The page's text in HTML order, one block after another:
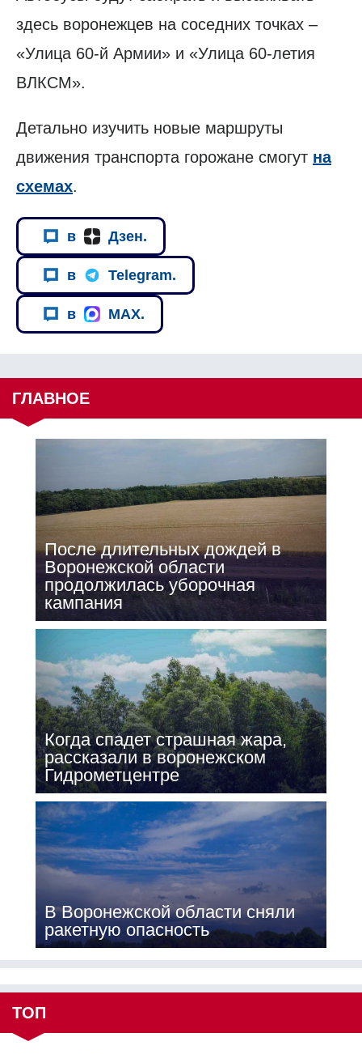
здесь воронежцев на соседних точках –
«Улица 60-й Армии» и «Улица 60-летия
ВЛКСМ».
Детально изучить новые маршруты
движения транспорта горожане смогут на
схемах.
в Дзен.
в Telegram.
в MAX.
ГЛАВНОЕ
После длительных дождей в
Воронежской области
продолжилась уборочная
кампания
Когда спадет страшная жара,
рассказали в воронежском
Гидрометцентре
В Воронежской области сняли
ракетную опасность
ТОП